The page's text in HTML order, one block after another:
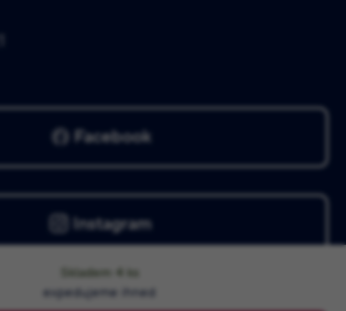
Skladem 4 ks
expedujeme ihned
Facebook
Instagram